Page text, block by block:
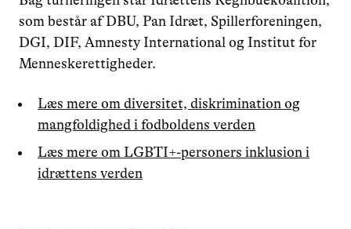
som består af DBU, Pan Idræt, Spillerforeningen,
DGI, DIF, Amnesty International og Institut for
Menneskerettigheder.
Læs mere om diversitet, diskrimination og
mangfoldighed i fodboldens verden
Læs mere om LGBTI+-personers inklusion i
idrættens verden